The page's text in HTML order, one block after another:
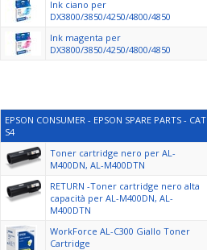
Ink ciano per
DX3800/3850/4250/4800/4850
Ink magenta per
DX3800/3850/4250/4800/4850
EPSON CONSUMER - EPSON SPARE PARTS - CAT
S4
Toner cartridge nero per AL-
M400DN, AL-M400DTN
RETURN -Toner cartridge nero alta
capacità per AL-M400DN, AL-
M400DTN
WorkForce AL-C300 Giallo Toner
Cartridge